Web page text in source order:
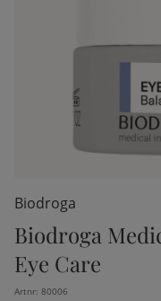
Biodroga
Biodroga
Eye Care
Artnr: 80006